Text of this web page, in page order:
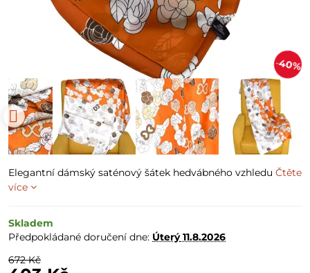
40%
Elegantní dámský saténový šátek hedvábného vzhledu Čtěte
více
Skladem
Předpokládané doručení dne: Úterý11.8.2026
672 Kč